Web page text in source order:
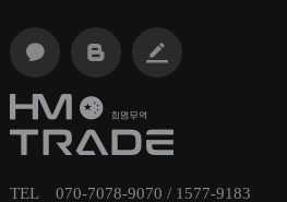
TEL 070-7078-9070 / 1577-9183